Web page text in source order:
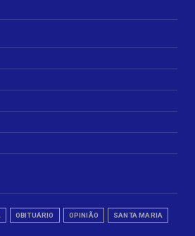
OBITUÁRIO OPINIÃO SANTA MARIA